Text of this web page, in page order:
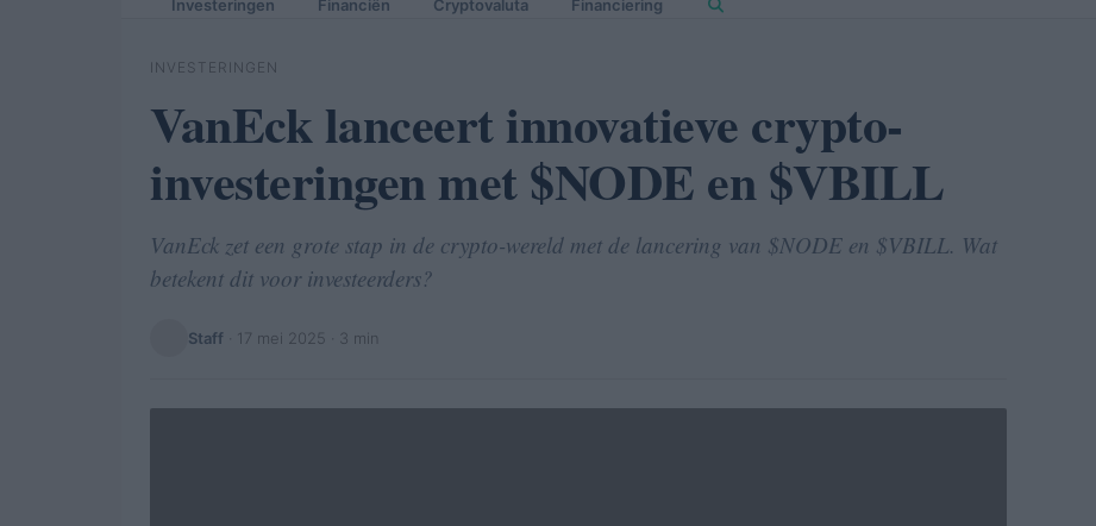
Investeringen Financiën Cryptovaluta Financiering
INVESTERINGEN
VanEck lanceert innovatieve crypto-
investeringen met $NODE en $VBILL
VanEck zet een grote stap in de crypto-wereld met de lancering van $NODE en $VBILL. Wat
betekent dit voor investeerders?
Staff 17 mei 2025 · 3 min